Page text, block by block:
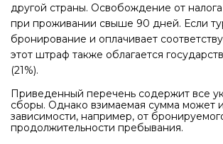
другой страны. Освобождение от
при проживании свыше 90 дней. Если
бронирование и оплачивает
этот штраф также облагается
(21%).
Приведенный перечень содержит все
сборы. Однако взимаемая сумма может
зависимости, например, от
продолжительности пребывания.